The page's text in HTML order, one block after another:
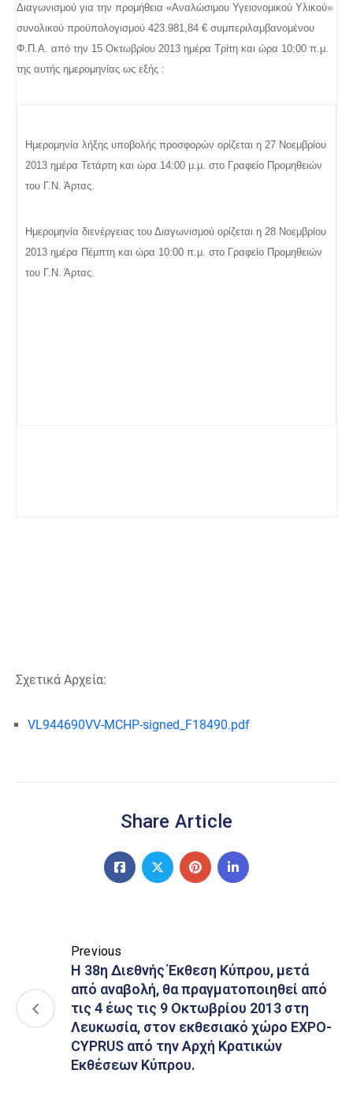
Διαγωνισμού για την προμήθεια «Αναλώσιμου Υγειονομικού Υλικού»
συνολικού προϋπολογισμού 423.981,84 € συμπεριλαμβανομένου
Φ.Π.Α. από την 15 Οκτωβρίου 2013 ημέρα Τρίτη και ώρα 10:00 π.μ.
της αυτής ημερομηνίας ως εξής :
Ημερομηνία λήξης υποβολής προσφορών ορίζεται η 27 Νοεμβρίου
2013 ημέρα Τετάρτη και ώρα 14:00 μ.μ. στο Γραφείο Προμηθειών
του Γ.Ν. Άρτας.
Ημερομηνία διενέργειας του Διαγωνισμού ορίζεται η 28 Νοεμβρίου
2013 ημέρα Πέμπτη και ώρα 10:00 π.μ. στο Γραφείο Προμηθειών
του Γ.Ν. Άρτας.
Σχετικά Αρχεία:
VL944690VV-MCHP-signed_F18490.pdf
Share Article
Previous
Η 38η Διεθνής Έκθεση Κύπρου, μετά
από αναβολή, θα πραγματοποιηθεί από
τις 4 έως τις 9 Οκτωβρίου 2013 στη
Λευκωσία, στον εκθεσιακό χώρο EXPO-
CYPRUS από την Αρχή Κρατικών
Εκθέσεων Κύπρου.